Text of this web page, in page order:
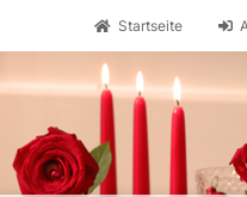
Startseite